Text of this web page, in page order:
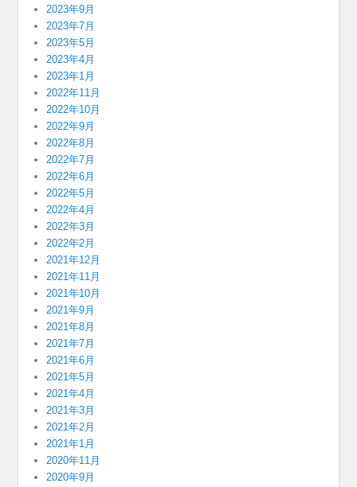
2023年9月
2023年7月
2023年5月
2023年4月
2023年1月
2022年11月
2022年10月
2022年9月
2022年8月
2022年7月
2022年6月
2022年5月
2022年4月
2022年3月
2022年2月
2021年12月
2021年11月
2021年10月
2021年9月
2021年8月
2021年7月
2021年6月
2021年5月
2021年4月
2021年3月
2021年2月
2021年1月
2020年11月
2020年9月